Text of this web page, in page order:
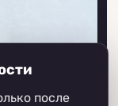
после